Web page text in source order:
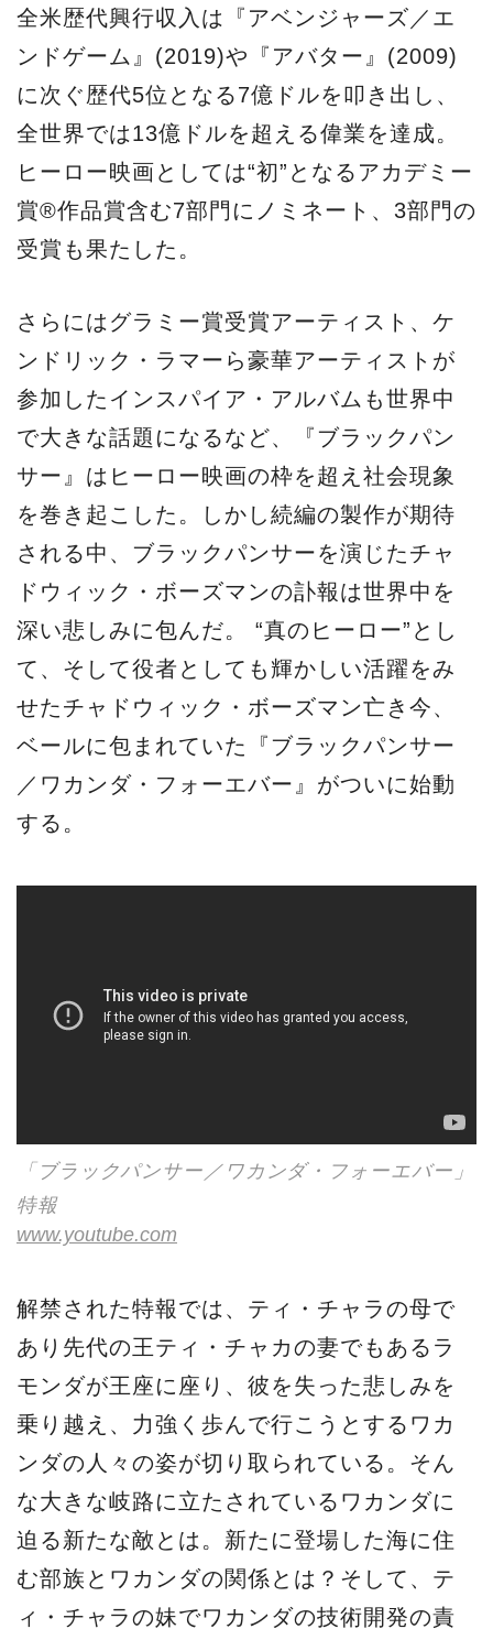
全米歴代興行収入は『アベンジャーズ／エ
ンドゲーム』(2019)や『アバター』(2009)
に次ぐ歴代5位となる7億ドルを叩き出し、
全世界では13億ドルを超える偉業を達成。
ヒーロー映画としては“初”となるアカデミー
賞®作品賞含む7部門にノミネート、3部門の
受賞も果たした。
さらにはグラミー賞受賞アーティスト、ケ
ンドリック・ラマーら豪華アーティストが
参加したインスパイア・アルバムも世界中
で大きな話題になるなど、『ブラックパン
サー』はヒーロー映画の枠を超え社会現象
を巻き起こした。しかし続編の製作が期待
される中、ブラックパンサーを演じたチャ
ドウィック・ボーズマンの訃報は世界中を
深い悲しみに包んだ。 “真のヒーロー”とし
て、そして役者としても輝かしい活躍をみ
せたチャドウィック・ボーズマン亡き今、
ベールに包まれていた『ブラックパンサー
／ワカンダ・フォーエバー』がついに始動
する。
「ブラックパンサー／ワカンダ・フォーエバー」
特報
www.youtube.com
解禁された特報では、ティ・チャラの母で
あり先代の王ティ・チャカの妻でもあるラ
モンダが王座に座り、彼を失った悲しみを
乗り越え、力強く歩んで行こうとするワカ
ンダの人々の姿が切り取られている。そん
な大きな岐路に立たされているワカンダに
迫る新たな敵とは。新たに登場した海に住
む部族とワカンダの関係とは？そして、テ
ィ・チャラの妹でワカンダの技術開発の責